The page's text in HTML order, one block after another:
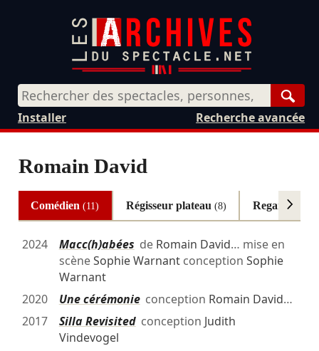
Recherche avancée
Installer
Romain David
Comédien(11) Régisseur plateau (8) Regard
2024 Macc(h)abées de Romain David… mise en
scèneSophie Warnantconception Sophie
Warnant
2020
Une cérémonieconception Romain David…
2017
Silla Revisitedconception Judith
Vindevogel